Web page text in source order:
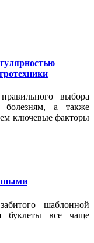
выбора
а также
ключевые факторы
шаблонной
буклеты все чаще